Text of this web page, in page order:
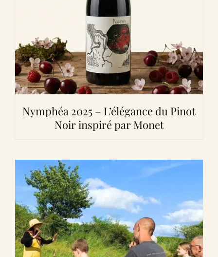
Nymphéa 2025 – L’élégance du Pinot
Noir inspiré par Monet